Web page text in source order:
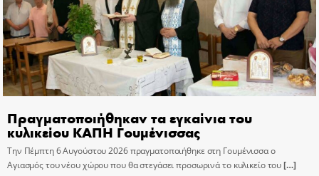
Πραγματοποιήθηκαν τα εγκαίνια του
κυλικείου ΚΑΠΗ Γουμένισσας
Την Πέμπτη 6 Αυγούστου 2026 πραγματοποιήθηκε στη Γουμένισσα ο
Αγιασμός του νέου χώρου που θα στεγάσει προσωρινά το κυλικείο του[…]